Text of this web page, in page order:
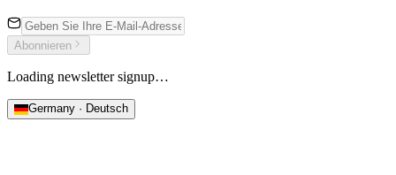
Abonnieren
Loading newsletter signup…
Germany · Deutsch